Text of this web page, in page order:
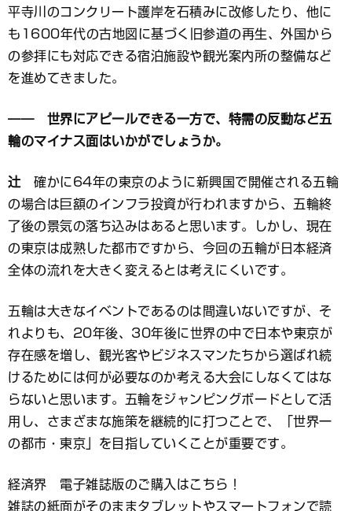
平寺川のコンクリート護岸を石積みに改修したり、他に
も1600年代の古地図に基づく旧参道の再生、外国から
の参拝にも対応できる宿泊施設や観光案内所の整備など
を進めてきました。
―― 世界にアピールできる一方で、特需の反動など五
輪のマイナス面はいかがでしょうか。
辻 確かに64年の東京のように新興国で開催される五輪
の場合は巨額のインフラ投資が行われますから、五輪終
了後の景気の落ち込みはあると思います。しかし、現在
の東京は成熟した都市ですから、今回の五輪が日本経済
全体の流れを大きく変えるとは考えにくいです。
五輪は大きなイベントであるのは間違いないですが、そ
れよりも、20年後、30年後に世界の中で日本や東京が
存在感を増し、観光客やビジネスマンたちから選ばれ続
けるためには何が必要なのか考える大会にしなくてはな
らないと思います。五輪をジャンピングボードとして活
用し、さまざまな施策を継続的に打つことで、「世界一
の都市・東京」を目指していくことが重要です。
経済界 電子雑誌版のご購入はこちら！
雑誌の紙面がそのままタブレットやスマートフォンで読